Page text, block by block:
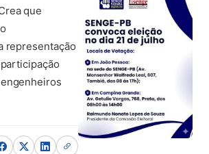
que
representação